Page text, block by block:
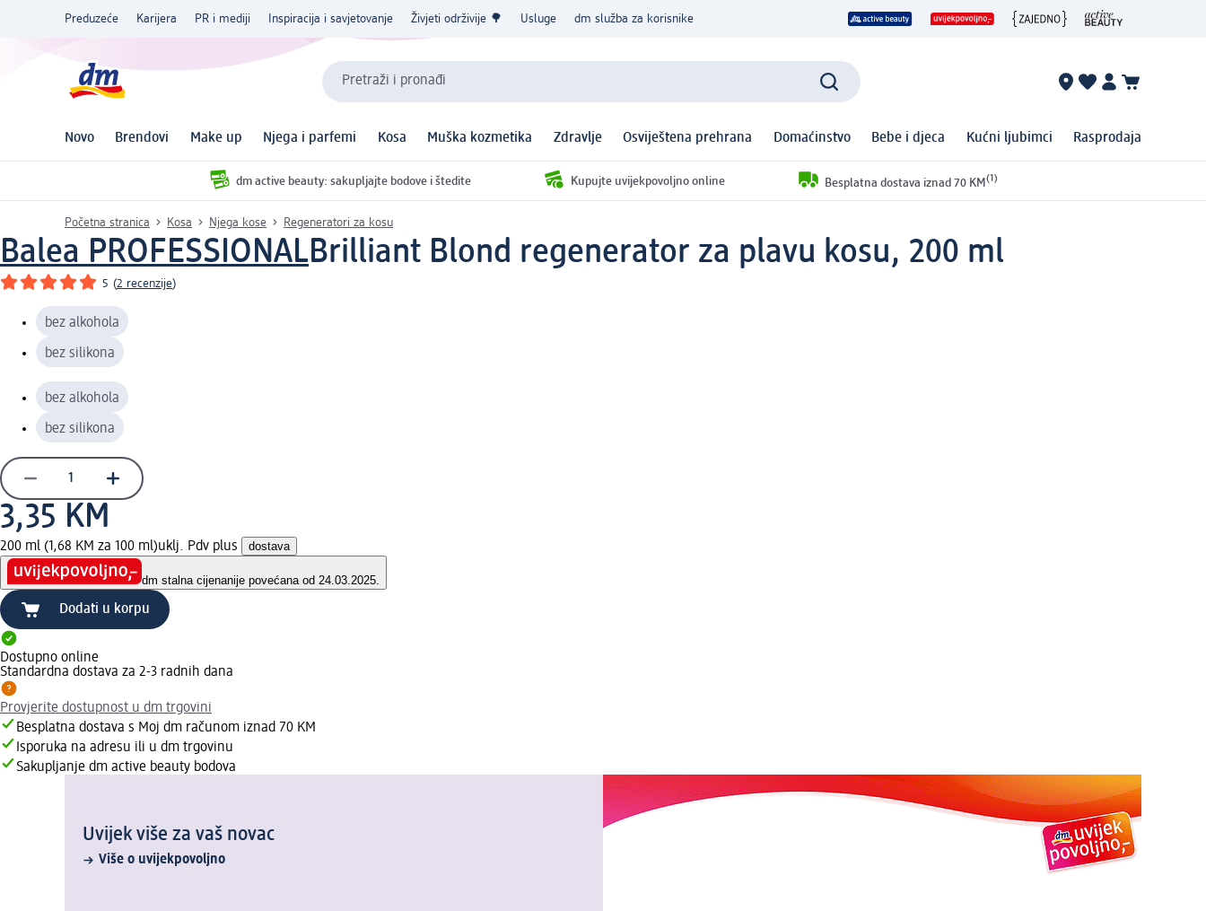
Preduzeće Karijera PR i mediji Inspiracija i savjetovanje Živjeti održivije 🌳 Usluge dm služba za korisnike
Pretraži i pronađi
Novo Brendovi Make up Njega i parfemi Kosa Muška kozmetika Zdravlje Osviještena prehrana Domaćinstvo Bebe i djeca Kućni ljubimci Rasprodaja
dm active beauty: sakupljajte bodove i štedite Kupujte uvijekpovoljno online Besplatna dostava iznad 70 KM (1)
Početna stranica Kosa Njega kose Regeneratori za kosu
Balea PROFESSIONALBrilliant Blond regenerator za plavu kosu, 200 ml
5 (2 recenzije)
bez alkohola
bez silikona
bez alkohola
bez silikona
3,35 KM
200 ml (1,68 KM za 100 ml)uklj. Pdv plus dostava
dm stalna cijenanije povećana od 24.03.2025.
Dodati u korpu
Dostupno online
Standardna dostava za 2-3 radnih dana
Provjerite dostupnost u dm trgovini
Besplatna dostava s Moj dm računom iznad 70 KM
Isporuka na adresu ili u dm trgovinu
Sakupljanje dm active beauty bodova
Uvijek više za vaš novac
Više o uvijekpovoljno